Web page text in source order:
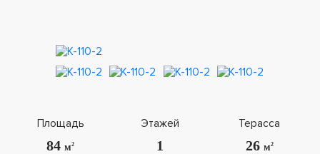
Площадь
84м2
Этажей
1
Терасса
26 м2